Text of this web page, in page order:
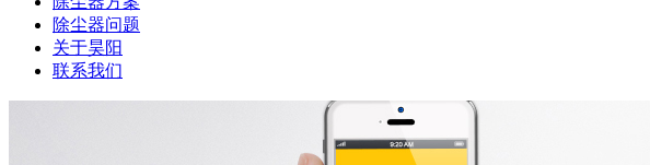
除尘器问题
关于昊阳
联系我们